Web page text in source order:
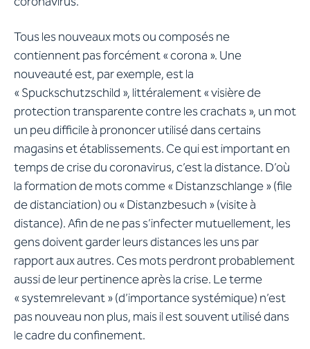
Tous les nouveaux mots ou composés ne
contiennent pas forcément « corona ». Une
nouveauté est, par exemple, est la
« Spuckschutzschild », littéralement « visière de
protection transparente contre les crachats », un mot
un peu difficile à prononcer utilisé dans certains
magasins et établissements. Ce qui est important en
temps de crise du coronavirus, c’est la distance. D’où
la formation de mots comme « Distanzschlange » (file
de distanciation) ou « Distanzbesuch » (visite à
distance). Afin de ne pas s’infecter mutuellement, les
gens doivent garder leurs distances les uns par
rapport aux autres. Ces mots perdront probablement
aussi de leur pertinence après la crise. Le terme
« systemrelevant » (d’importance systémique) n’est
pas nouveau non plus, mais il est souvent utilisé dans
le cadre du confinement.